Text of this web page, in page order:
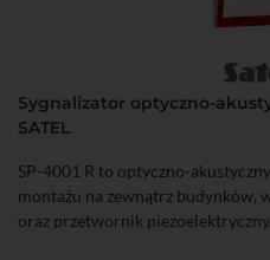
Sygnalizator optyczno-
SATEL
SP-4001 R to optyczno-
montażu na zewnątrz budynków,
oraz przetwornik piezoelektryczny.